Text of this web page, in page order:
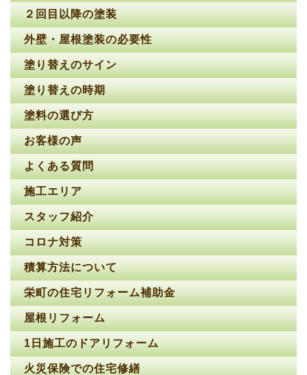
２回目以降の塗装
外壁・屋根塗装の必要性
塗り替えのサイン
塗り替えの時期
塗料の選び方
お客様の声
よくある質問
施工エリア
スタッフ紹介
コロナ対策
積算方法について
栄町の住宅リフォーム補助金
屋根リフォーム
1日施工のドアリフォーム
火災保険での住宅修繕